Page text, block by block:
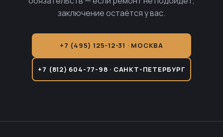
заключение остаётся у вас.
+7 (495) 125-12-31 · МОСКВА
+7 (812) 604-77-98 · САНКТ-ПЕТЕРБУРГ